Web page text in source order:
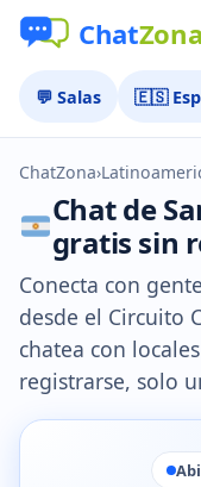
💬 Salas 🇪🇸
ChatZona›
Chat de
gratis sin
Conecta con
desde el Circuito
chatea con
registrarse, solo